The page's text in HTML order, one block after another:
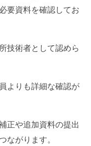
要資料を確認してお
技術者として認めら
よりも詳細な確認が
正や追加資料の提出
ながります。